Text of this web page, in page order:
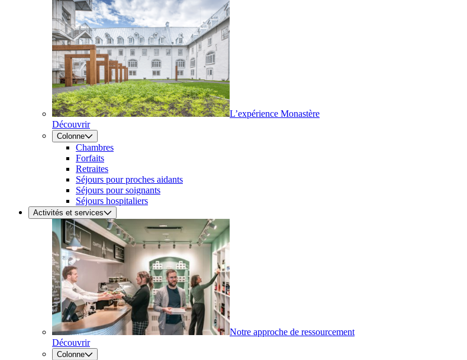
L’expérience Monastère
Découvrir
Colonne
Chambres
Forfaits
Retraites
Séjours pour proches aidants
Séjours pour soignants
Séjours hospitaliers
Activités et services
Notre approche de ressourcement
Découvrir
Colonne